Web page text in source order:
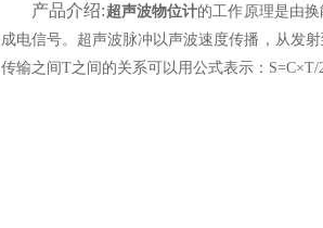
产品介绍: 超声波物位计的工作原理是由
成电信号。超声波脉冲以声波速度传播，从发
传输之间T之间的关系可以用公式表示：S=C×T/2